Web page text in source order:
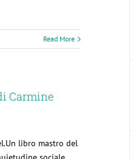
Read More
Carmine
libro mastro del